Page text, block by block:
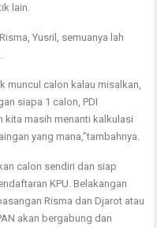
lain.
Yusril, semuanya lah
muncul calon kalau misalkan,
siapa 1 calon, PDI
kita masih menanti kalkulasi
yang mana,”tambahnya.
calon sendiri dan siap
KPU. Belakangan
Risma dan Djarot atau
akan bergabung dan